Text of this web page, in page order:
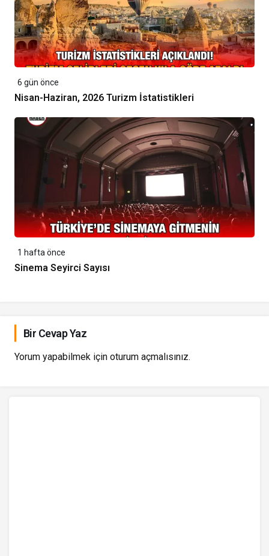
6 gün önce
Nisan-Haziran, 2026 Turizm İstatistikleri
1 hafta önce
Sinema Seyirci Sayısı
Bir Cevap Yaz
Yorum yapabilmek için oturum açmalısınız.